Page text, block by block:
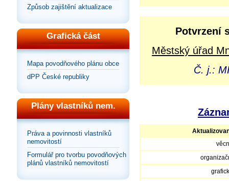
Způsob zajištění aktualizace
Grafická část
Mapa povodňového plánu obce
dPP České republiky
Plány vlastníků nem.
Práva a povinnosti vlastníků
nemovitostí
Formulář pro tvorbu povodňových
plánů vlastníků nemovitostí
Potvrzení
Městský úřad
Č. j.: